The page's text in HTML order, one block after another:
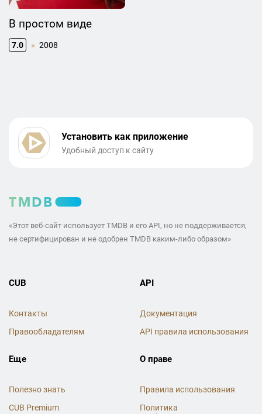
В простом виде
7.0 2008
Установить как приложение
Удобный доступ к сайту
«Этот веб-сайт использует TMDB и его API, но не поддерживается,
не сертифицирован и не одобрен TMDB каким-либо образом»
CUB
Контакты
Правообладателям
API
Документация
API правила использования
Еще
Полезно знать
CUB Premium
О праве
Правила использования
Политика